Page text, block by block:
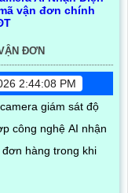
ĐƠN
2:44:08 PM
giám sát độ
công nghệ AI nhận
hàng trong khi